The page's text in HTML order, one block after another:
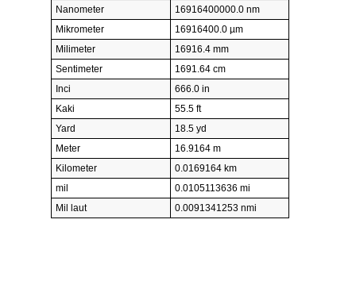
Nanometer
16916400000.0 nm
Mikrometer
16916400.0 µm
Milimeter
16916.4 mm
Sentimeter
1691.64 cm
Inci
666.0 in
Kaki
55.5 ft
Yard
18.5 yd
Meter
16.9164 m
Kilometer
0.0169164 km
mil
0.0105113636 mi
Mil laut
0.0091341253 nmi